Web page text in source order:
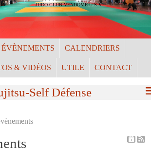
JUDO CLUB VENDÔME U.S.V.
ÉVÈNEMENTS CALENDRIERS
& VIDÉOS UTILE CONTACT
Self Défense
cookies